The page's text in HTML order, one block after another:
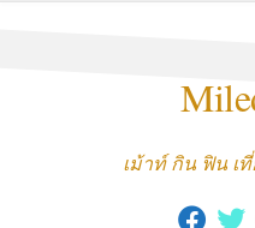
เม้าท์ กิน ฟิน เ